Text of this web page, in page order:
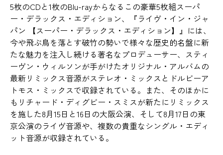
5枚のCDと1枚のBlu-rayからなるこの豪華5枚組スーパ
ー・デラックス・エディション、『ライヴ・イン・ジャ
パン 【スーパー・デラックス・エディション】』には、
今や飛ぶ鳥を落とす破竹の勢いで様々な歴史的名盤に新
たな魅力を注入し続ける著名なプロデューサー、スティ
ーヴン・ウィルソンが手がけたオリジナル・アルバムの
最新リミックス音源がステレオ・ミックスとドルビーア
トモス・ミックスで収録されている。また、そのほかに
もリチャード・ディグビー・スミスが新たにリミックス
を施した8月15日と16日の大阪公演、そして8月17日の東
京公演のライヴ音源や、複数の貴重なシングル・エディ
ット音源が収録されている。